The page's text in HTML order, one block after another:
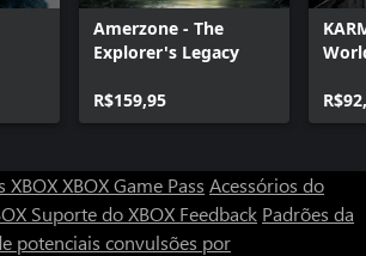
Amerzone - The
Explorer's Legacy
R$159,95
XBOXXBOX Game Pass Acessórios do
Suporte do XBOX Feedback Padrões da
potenciais convulsões por